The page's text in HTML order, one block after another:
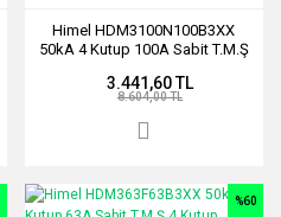
Himel HDM3100N100B3XX
50kA 4 Kutup 100A Sabit T.M.Ş
3.441,60 TL
8.604,00 TL
%60